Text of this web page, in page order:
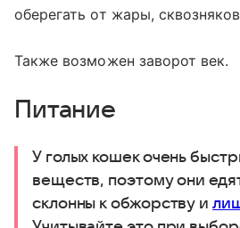
оберегать от жары,
Также возможен заворот век.
Питание
У голых кошек очень
веществ, поэтому они
склонны к обжорству и